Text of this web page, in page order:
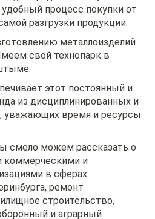
процесс покупки от
разгрузки продукции.
металлоизделий
свой технопарк в
этот постоянный и
из дисциплинированных и
уважающих время и ресурсы
смело можем рассказать о
коммерческими и
в сферах:
ремонт
строительство,
и аграрный